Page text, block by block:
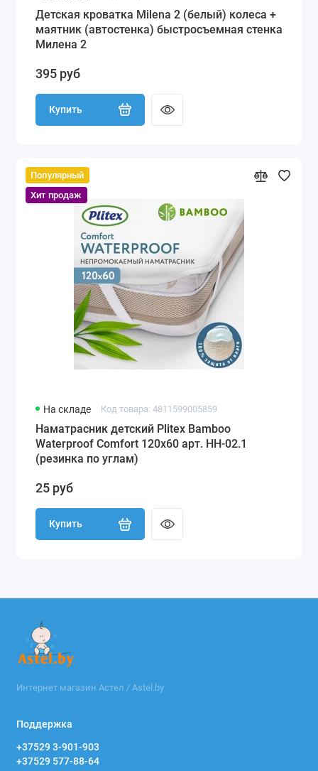
Детская кроватка Milena 2 (белый) колеса +
маятник (автостенка) быстросъемная стенка
Милена 2
395 руб
Купить
Популярный
Хит продаж
На складе Код товара: 4811599005859
Наматрасник детский Plitex Bamboo
Waterproof Comfort 120х60 арт. НН-02.1
(резинка по углам)
25 руб
Купить
Интернет магазин Астел / Astel.by
Поддержка
+37529 3-901-903
+37529 577-88-64